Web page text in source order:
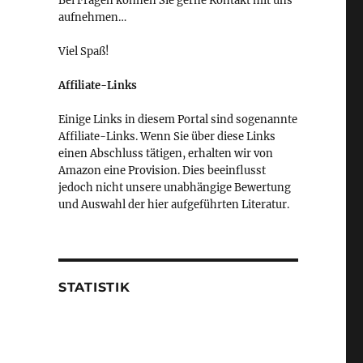
aufnehmen…
Viel Spaß!
Affiliate-Links
Einige Links in diesem Portal sind sogenannte
Affiliate-Links. Wenn Sie über diese Links
einen Abschluss tätigen, erhalten wir von
Amazon eine Provision. Dies beeinflusst
jedoch nicht unsere unabhängige Bewertung
und Auswahl der hier aufgeführten Literatur.
STATISTIK